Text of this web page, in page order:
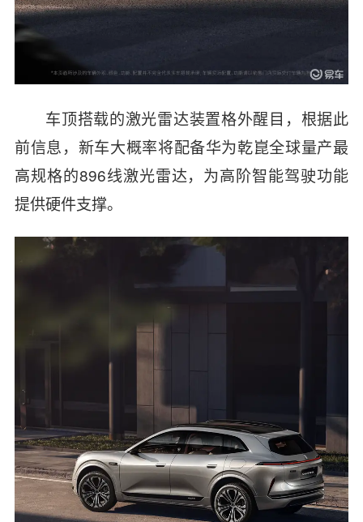
车顶搭载的激光雷达装置格外醒目，根据此
前信息，新车大概率将配备华为乾崑全球量产最
高规格的896线激光雷达，为高阶智能驾驶功能
提供硬件支撑。